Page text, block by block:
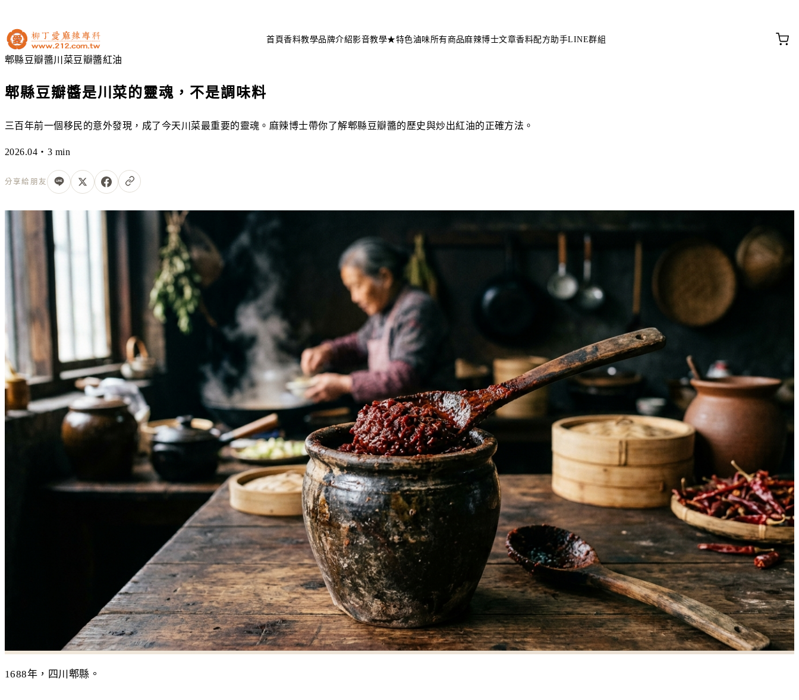
首頁香料教學品牌介紹影音教學★特色滷味所有商品麻辣博士文章香料配方助手LINE群組
郫縣豆瓣醬川菜豆瓣醬紅油
郫縣豆瓣醬是川菜的靈魂，不是調味料
三百年前一個移民的意外發現，成了今天川菜最重要的靈魂。麻辣博士帶你了解郫縣豆瓣醬的歷史與炒出紅油的正確方法。
2026.04・3 min
分享給朋友
1688年，四川郫縣。